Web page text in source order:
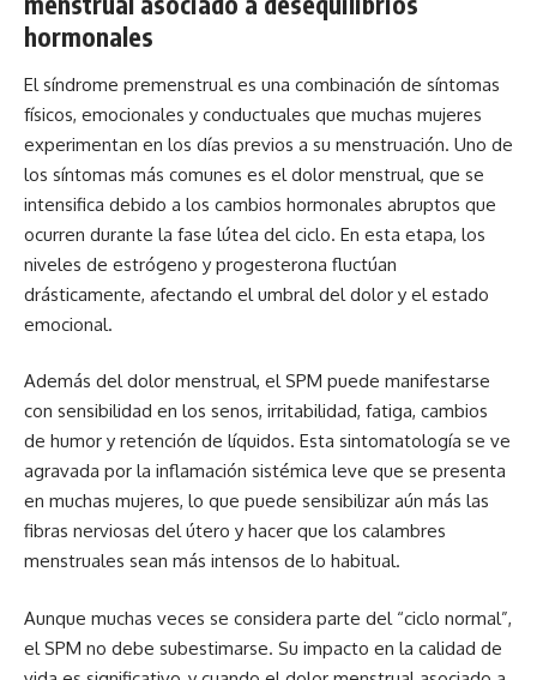
hormonales
El síndrome premenstrual es una combinación de síntomas
físicos, emocionales y conductuales que muchas mujeres
experimentan en los días previos a su menstruación. Uno de
los síntomas más comunes es el dolor menstrual, que se
intensifica debido a los cambios hormonales abruptos que
ocurren durante la fase lútea del ciclo. En esta etapa, los
niveles de estrógeno y progesterona fluctúan
drásticamente, afectando el umbral del dolor y el estado
emocional.
Además del dolor menstrual, el SPM puede manifestarse
con sensibilidad en los senos, irritabilidad, fatiga, cambios
de humor y retención de líquidos. Esta sintomatología se ve
agravada por la inflamación sistémica leve que se presenta
en muchas mujeres, lo que puede sensibilizar aún más las
fibras nerviosas del útero y hacer que los calambres
menstruales sean más intensos de lo habitual.
Aunque muchas veces se considera parte del “ciclo normal”,
el SPM no debe subestimarse. Su impacto en la calidad de